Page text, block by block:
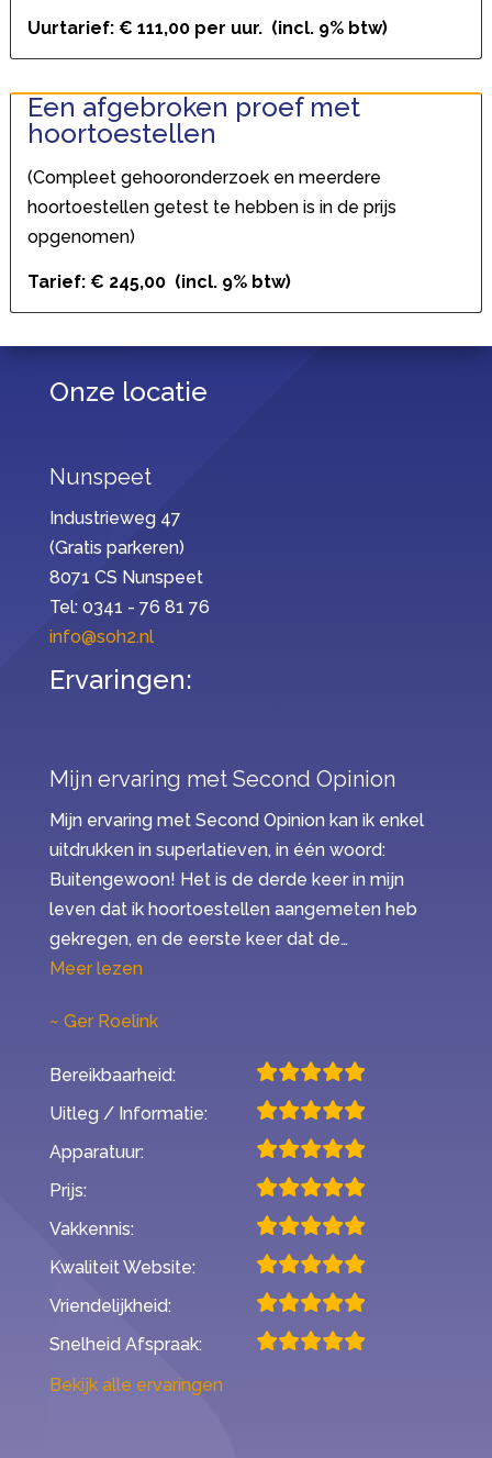
Uurtarief: € 111,00 per uur. (incl. 9% btw)
Een afgebroken proef met
hoortoestellen
(Compleet gehooronderzoek en meerdere
hoortoestellen getest te hebben is in de prijs
opgenomen)
Tarief: € 245,00 (incl. 9% btw)
Onze locatie
Nunspeet
Industrieweg 47
(Gratis parkeren)
8071 CS Nunspeet
Tel: 0341 - 76 81 76
info@soh2.nl
Ervaringen:
Mijn ervaring met Second Opinion
Mijn ervaring met Second Opinion kan ik enkel
uitdrukken in superlatieven, in één woord:
Buitengewoon! Het is de derde keer in mijn
leven dat ik hoortoestellen aangemeten heb
gekregen, en de eerste keer dat de…
Meer lezen“Mijn ervaring met Second Opinion”
Ger Roelink
Bereikbaarheid:
Uitleg / Informatie:
Apparatuur:
Prijs:
Vakkennis:
Kwaliteit Website:
Vriendelijkheid:
Snelheid Afspraak:
Bekijk alle ervaringen